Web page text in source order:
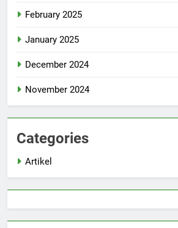
February 2025
January 2025
December 2024
November 2024
Categories
Artikel